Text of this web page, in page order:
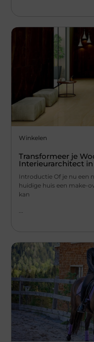
Winkelen
Transformeer je
Interieurarchitect
Introductie Of je nu een
huidige huis een make-
kan